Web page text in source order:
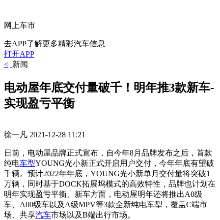
网上车市
去APP了解更多精彩汽车信息
打开APP
< 新闻
电动屋年底交付量破千！明年推3款新车-
实现盈亏平衡
徐一凡 2021-12-28 11:21
日前，电动屋品牌正式宣布，自今年8月品牌发布之后，首款
纯电车型YOUNG光小新正式开启用户交付，今年年底有望破
千辆。预计2022年年底，YOUNG光小新单月交付量将突破1
万辆，同时基于DOCK拓展坞模式的高效特性，品牌也计划在
明年实现盈亏平衡。新车方面，电动屋明年还将推出A0级
车、A00级车以及A级MPV等3款全新纯电车型，覆盖C端市
场、共享汽车市场以及B端出行市场。